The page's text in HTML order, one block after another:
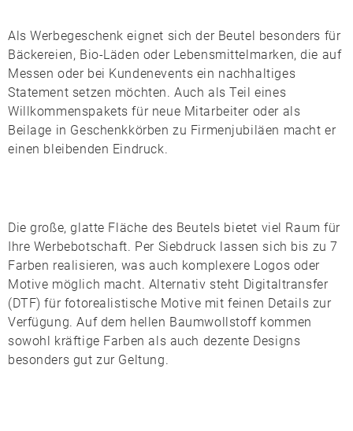
Als Werbegeschenk eignet sich der Beutel besonders für
Bäckereien, Bio-Läden oder Lebensmittelmarken, die auf
Messen oder bei Kundenevents ein nachhaltiges
Statement setzen möchten. Auch als Teil eines
Willkommenspakets für neue Mitarbeiter oder als
Beilage in Geschenkkörben zu Firmenjubiläen macht er
einen bleibenden Eindruck.
Die große, glatte Fläche des Beutels bietet viel Raum für
Ihre Werbebotschaft. Per Siebdruck lassen sich bis zu 7
Farben realisieren, was auch komplexere Logos oder
Motive möglich macht. Alternativ steht Digitaltransfer
(DTF) für fotorealistische Motive mit feinen Details zur
Verfügung. Auf dem hellen Baumwollstoff kommen
sowohl kräftige Farben als auch dezente Designs
besonders gut zur Geltung.